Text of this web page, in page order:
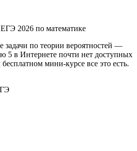
2026 по математике
задачи по теории вероятностей —
в Интернете почти нет доступных
мини-курсе все это есть.